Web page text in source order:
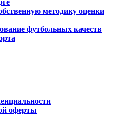
методику оценки
футбольных качеств
оферты